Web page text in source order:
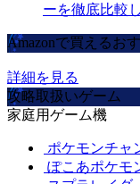
ーを徹底比較
Amazonで買えるお
詳細を見る
攻略取扱いゲーム
家庭用ゲーム機
ポケモンチャ
ぽこあポケモ